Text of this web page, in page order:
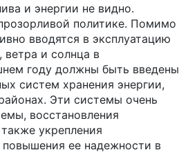
и энергии не видно.
политике. Помимо
вводятся в эксплуатацию
и солнца в
году должны быть введены
систем хранения энергии,
Эти системы очень
восстановления
укрепления
ее надежности в